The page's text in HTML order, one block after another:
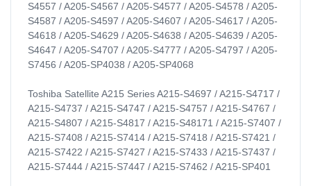
S4557 / A205-S4567 / A205-S4577 / A205-S4578 / A205-
S4587 / A205-S4597 / A205-S4607 / A205-S4617 / A205-
S4618 / A205-S4629 / A205-S4638 / A205-S4639 / A205-
S4647 / A205-S4707 / A205-S4777 / A205-S4797 / A205-
S7456 / A205-SP4038 / A205-SP4068
Toshiba Satellite A215 Series A215-S4697 / A215-S4717 /
A215-S4737 / A215-S4747 / A215-S4757 / A215-S4767 /
A215-S4807 / A215-S4817 / A215-S48171 / A215-S7407 /
A215-S7408 / A215-S7414 / A215-S7418 / A215-S7421 /
A215-S7422 / A215-S7427 / A215-S7433 / A215-S7437 /
A215-S7444 / A215-S7447 / A215-S7462 / A215-SP401